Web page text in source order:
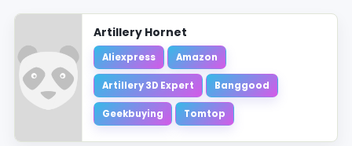
Artillery Hornet
Aliexpress Amazon
Artillery 3D Expert Banggood
Geekbuying Tomtop